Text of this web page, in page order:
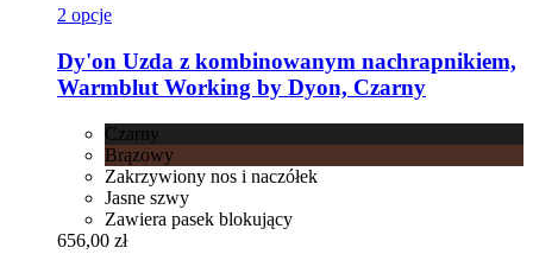
2 opcje
Dy'on Uzda z kombinowanym nachrapnikiem,
Warmblut Working by Dyon, Czarny
Czarny
Brązowy
Zakrzywiony nos i naczółek
Jasne szwy
Zawiera pasek blokujący
656,00 zł